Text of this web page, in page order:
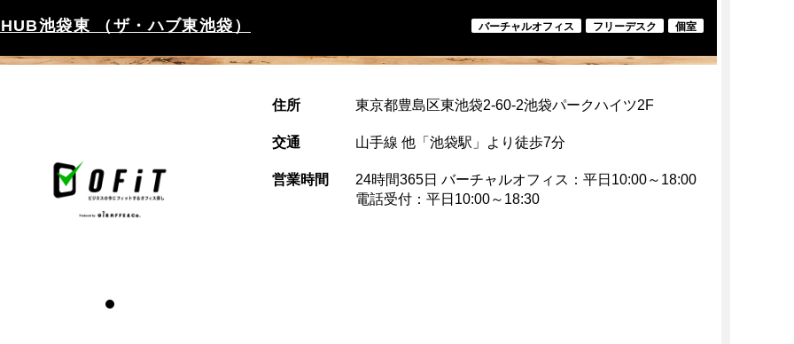
池袋東 （ザ・ハブ東池袋） バーチャルオフィス フリーデスク 個室
住所 東京都豊島区東池袋2-60-2池袋パークハイツ2F
交通 山手線 他「池袋駅」より徒歩7分
営業時間
24時間365日 バーチャルオフィス：平日10:00～18:00
電話受付：平日10:00～18:30